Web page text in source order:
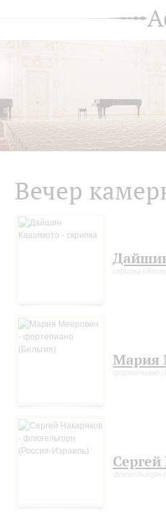
Вечер
скрипка
Мария
фортепиано
флюгельгорн